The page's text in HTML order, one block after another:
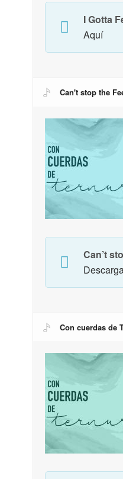
I Gotta
Aquí
Can't stop the
Can’t
Con cuerdas de